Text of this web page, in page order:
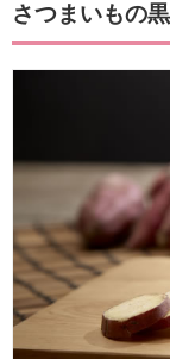
さつまいもの